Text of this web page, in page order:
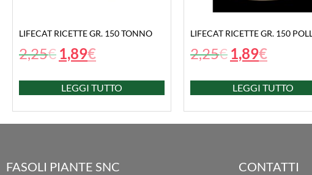
LIFECAT RICETTE GR. 150 TONNO
2,25€ 1,89€
LEGGI TUTTO
LIFECAT RICETTE GR. 150
2,25€ 1,89€
LEGGI TUTTO
FASOLI PIANTE SNC CONTATTI